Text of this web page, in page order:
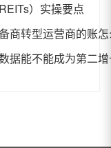
）实操要点
商转型运营商的账
据能不能成为第二